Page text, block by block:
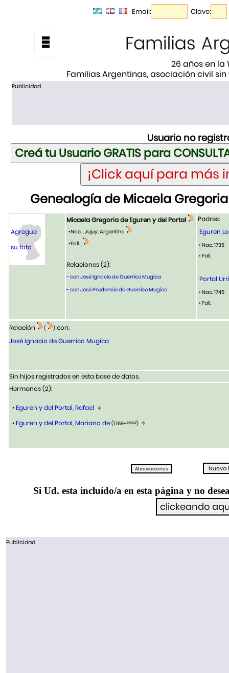
Email: Clave:
26 años en la
Familias Argentinas, asociación civil
Publicidad
Usuario no
Genealogía de Micaela
Agregue
su foto
Micaela Gregoria de Eguren y del Portal
•Nac. , Jujuy, Argentina
•Fall. ,
Relaciones (2):
- con José Ignacio de Guerrico Mugica
- con José Prudencio de Guerrico Mugica
Padres:
Eguren
• Nac. 1735
• Fall.
Portal
• Nac. 1745
• Fall.
Relación ( ) con:
José Ignacio de Guerrico Mugica
Sin hijos registrados en esta base de datos.
Hermanos (2):
•Eguren y del Portal, Rafael
•Eguren y del Portal, Mariano de (1769-????)
Si Ud. esta incluído/a en esta página y no
Publicidad